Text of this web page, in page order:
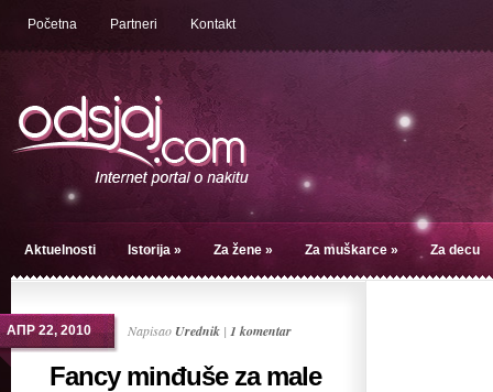
Početna Partneri Kontakt
Aktuelnosti Istorija » Za žene » Za muškarce » Za decu
АПР 22, 2010 Napisao Urednik | 1 komentar
Fancy minđuše za male